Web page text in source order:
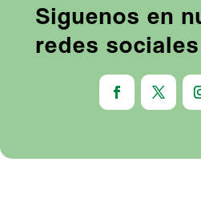
Siguenos en
redes sociales